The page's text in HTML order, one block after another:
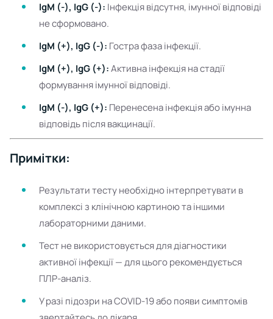
IgM (-), IgG (-): Інфекція відсутня, імунної відповіді
не сформовано.
IgM (+), IgG (-): Гостра фаза інфекції.
IgM (+), IgG (+):Активна інфекція на стадії
формування імунної відповіді.
IgM (-), IgG (+): Перенесена інфекція або імунна
відповідь після вакцинації.
Примітки:
Результати тесту необхідно інтерпретувати в
комплексі з клінічною картиною та іншими
лабораторними даними.
Тест не використовується для діагностики
активної інфекції — для цього рекомендується
ПЛР-аналіз.
У разі підозри на COVID-19 або появи симптомів